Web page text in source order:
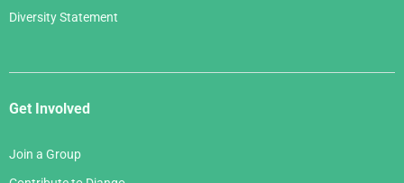
Diversity Statement
Get Involved
Join a Group